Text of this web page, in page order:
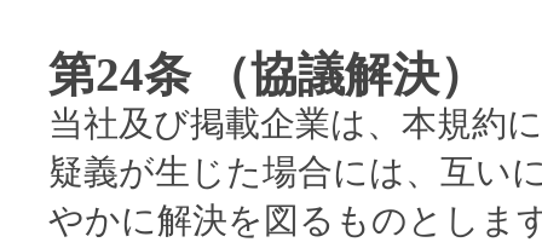
第24条 （協議解決）
当社及び掲載企業は、本規約
疑義が生じた場合には、互い
やかに解決を図るものとしま